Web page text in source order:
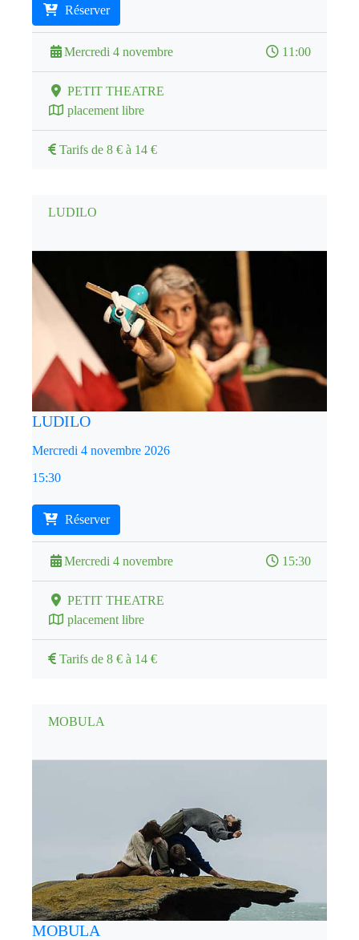
Réserver
Mercredi 4 novembre 11:00
PETIT THEATRE
placement libre
Tarifs de 8 € à 14 €
LUDILO
LUDILO
Mercredi 4 novembre 2026
15:30
Réserver
Mercredi 4 novembre 15:30
PETIT THEATRE
placement libre
Tarifs de 8 € à 14 €
MOBULA
MOBULA